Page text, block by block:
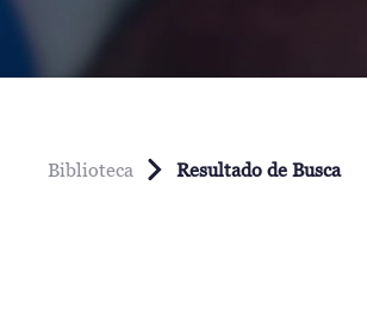
Biblioteca Resultado de Busca